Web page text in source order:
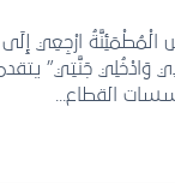
الْمُطْمَئِنَّةُ ارْجِعِي
وَادْخُلِي جَنَّتِي”
القطاع...